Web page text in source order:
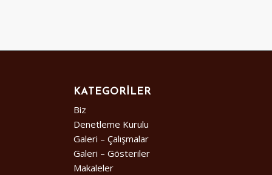
KATEGORILER
Biz
Denetleme Kurulu
Galeri – Çalışmalar
Galeri – Gösteriler
Makaleler